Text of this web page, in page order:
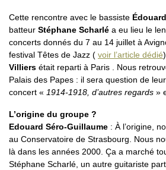
Cette rencontre avec le bassiste
batteur Stéphane Scharlé a eu lieu le
concerts donnés du 7 au 14 juillet à
festival Têtes de Jazz ( voir l’article dédié
Villiers était reparti à Paris . Nous
Palais des Papes : il sera question de
concert « 1914-1918, d’autres regards »
L’origine du groupe ?
Edouard Séro-Guillaume : À l’origine,
au Conservatoire de Strasbourg. Nous
là dans les années 2000. Ça a marché
Stéphane Scharlé, un autre guitariste